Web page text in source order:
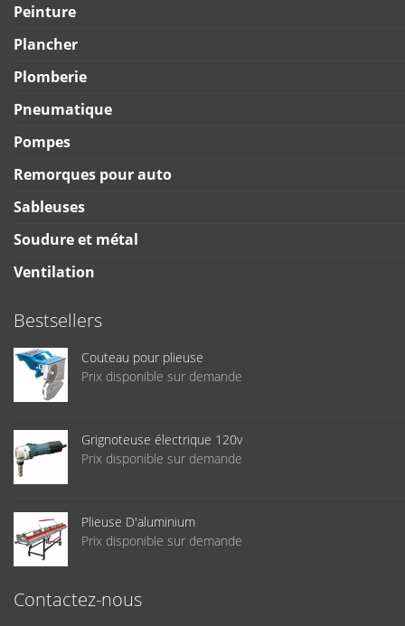
Peinture
Plancher
Plomberie
Pneumatique
Pompes
Remorques pour auto
Sableuses
Soudure et métal
Ventilation
Bestsellers
Couteau pour plieuse
Prix disponible sur demande
Grignoteuse électrique 120v
Prix disponible sur demande
Plieuse D'aluminium
Prix disponible sur demande
Contactez-nous